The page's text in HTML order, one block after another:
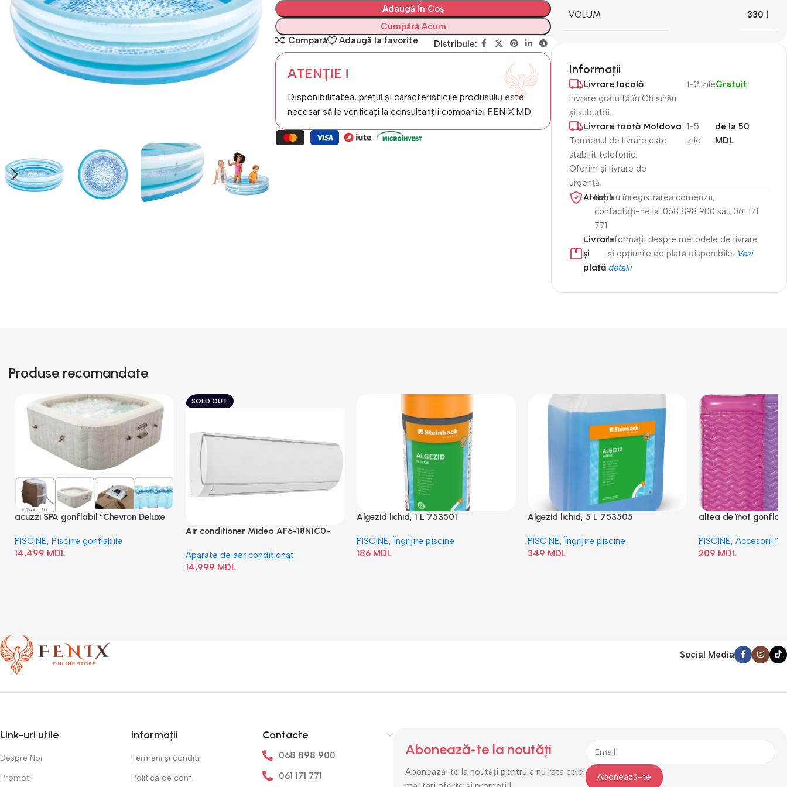
Adaugă În Coș
Cumpără Acum
Compară
Adaugă la favorite Distribuie:
ATENȚIE !
Disponibilitatea, prețul și caracteristicile produsului este
necesar să le verificați la consultanții companiei FENIX.MD
VOLUM 330 l
Informații
Livrare locală
Livrare gratuită în Chișinău
și suburbii.
1-2 zileGratuit
Livrare toată Moldova
Termenul de livrare este
stabilit telefonic.
Oferim și livrare de
urgență.
1-5
zile
de la 50
MDL
Atenție​
Pentru înregistrarea comenzii,
contactați-ne la: 068 898 900 sau 061 171
771
Livrare
și
plată
Informații despre metodele de livrare
și opțiunile de plată disponibile.
Vezi
detalii
Produse recomandate
acuzzi SPA gonflabil “Chevron Deluxe
PISCINE, Piscine gonflabile
14,499 MDL
SOLD OUT
Air conditioner Midea AF6-18N1C0-
Aparate de aer condiționat
14,999 MDL
Algezid lichid, 1 L 753501
PISCINE, Îngrijire piscine
186 MDL
Algezid lichid, 5 L 753505
PISCINE, Îngrijire piscine
349 MDL
altea de înot
PISCINE, Accesorii
209 MDL
Social Media
Link-uri utile
Despre Noi
Promoții
Informații
Termeni și condiții
Politica de conf.
Contacte
068 898 900
061 171 771
Abonează-te la noutăți
Abonează-te la noutăți pentru a nu rata cele